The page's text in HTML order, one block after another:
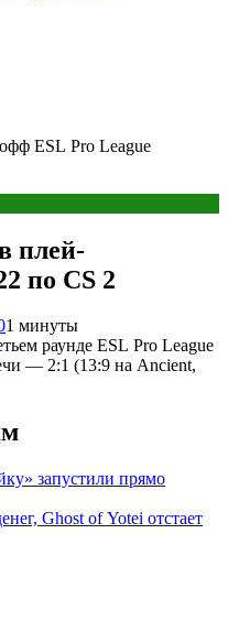
ESL Pro League
плей-
по CS 2
1 минуты
раунде ESL Pro League
— 2:1 (13:9 на Ancient,
запустили прямо
Ghost of Yotei отстает